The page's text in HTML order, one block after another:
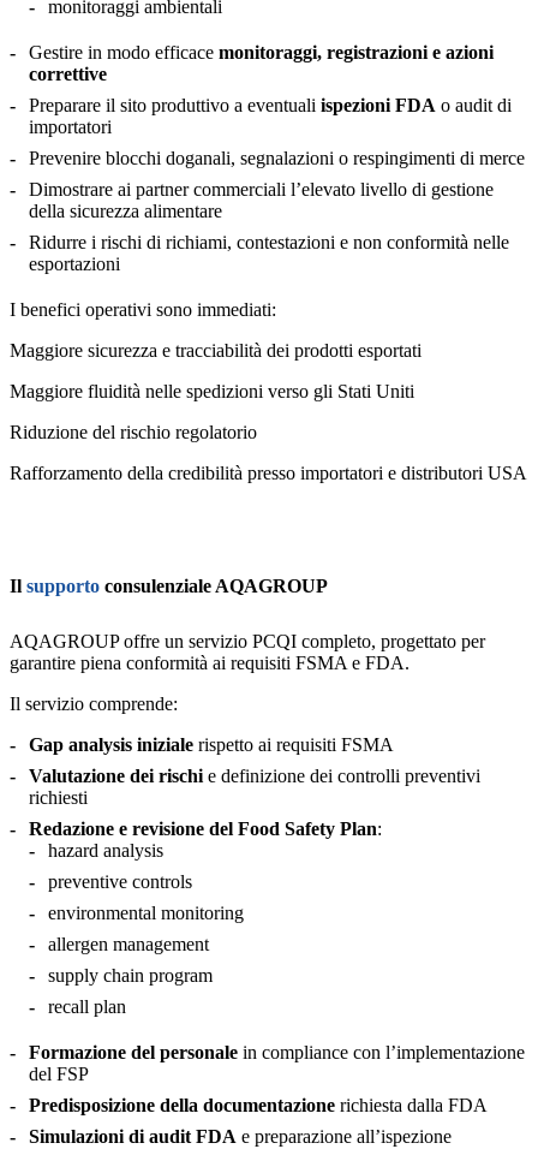
monitoraggi ambientali
Gestire in modo efficace monitoraggi, registrazioni e azioni
correttive
Preparare il sito produttivo a eventuali ispezioni FDA o audit di
importatori
Prevenire blocchi doganali, segnalazioni o respingimenti di merce
Dimostrare ai partner commerciali l’elevato livello di gestione
della sicurezza alimentare
Ridurre i rischi di richiami, contestazioni e non conformità nelle
esportazioni
I benefici operativi sono immediati:
Maggiore sicurezza e tracciabilità dei prodotti esportati
Maggiore fluidità nelle spedizioni verso gli Stati Uniti
Riduzione del rischio regolatorio
Rafforzamento della credibilità presso importatori e distributori USA
Il supporto consulenziale AQAGROUP
AQAGROUP offre un servizio PCQI completo, progettato per
garantire piena conformità ai requisiti FSMA e FDA.
Il servizio comprende:
Gap analysis iniziale rispetto ai requisiti FSMA
Valutazione dei rischi e definizione dei controlli preventivi
richiesti
Redazione e revisione del Food Safety Plan:
hazard analysis
preventive controls
environmental monitoring
allergen management
supply chain program
recall plan
Formazione del personale in compliance con l’implementazione
del FSP
Predisposizione della documentazione richiesta dalla FDA
Simulazioni di audit FDA e preparazione all’ispezione